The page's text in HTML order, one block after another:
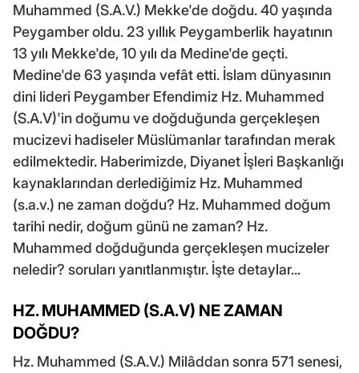
Muhammed (S.A.V.) Mekke'de doğdu. 40 yaşında
Peygamber oldu. 23 yıllık Peygamberlik hayatının
13 yılı Mekke'de, 10 yılı da Medine'de geçti.
Medine'de 63 yaşında vefât etti. İslam dünyasının
dini lideri Peygamber Efendimiz Hz. Muhammed
(S.A.V)'in doğumu ve doğduğunda gerçekleşen
mucizevi hadiseler Müslümanlar tarafından merak
edilmektedir. Haberimizde, Diyanet İşleri Başkanlığı
kaynaklarından derlediğimiz Hz. Muhammed
(s.a.v.) ne zaman doğdu? Hz. Muhammed doğum
tarihi nedir, doğum günü ne zaman? Hz.
Muhammed doğduğunda gerçekleşen mucizeler
neledir? soruları yanıtlanmıştır. İşte detaylar...
HZ. MUHAMMED (S.A.V) NE ZAMAN
DOĞDU?
Hz. Muhammed (S.A.V.) Milâddan sonra 571 senesi,